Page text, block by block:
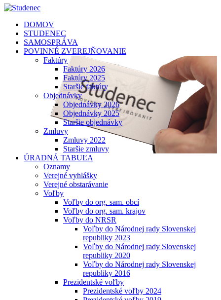
DOMOV
STUDENEC
SAMOSPRÁVA
POVINNÉ ZVEREJŇOVANIE
Faktúry
Faktúry 2026
Faktúry 2025
Staršie faktúry
Objednávky
Objednávky 2026
Objednávky 2025
Staršie objednávky
Zmluvy
Zmluvy 2022
Staršie zmluvy
ÚRADNÁ TABUĽA
Oznamy
Verejné vyhlášky
Verejné obstarávanie
Voľby
Voľby do org. sam. obcí
Voľby do org. sam. krajov
Voľby do NRSR
Voľby do Národnej rady Slovenskej
republiky 2023
Voľby do Národnej rady Slovenskej
republiky 2020
Voľby do Národnej rady Slovenskej
republiky 2016
Prezidentské voľby
Prezidentské voľby 2024